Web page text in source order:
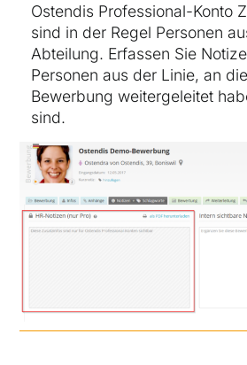
Ostendis Professional-Konto
sind in der Regel Personen
Abteilung. Erfassen Sie
Personen aus der Linie, an
Bewerbung weitergeleitet
sind.